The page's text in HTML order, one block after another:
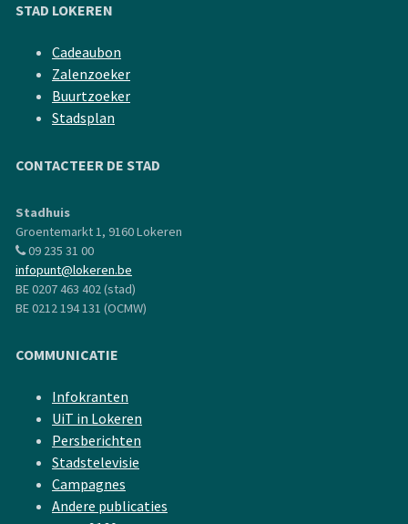
STAD LOKEREN
Cadeaubon
Zalenzoeker
Buurtzoeker
Stadsplan
CONTACTEER DE STAD
Stadhuis
Groentemarkt 1, 9160 Lokeren
09 235 31 00
infopunt@lokeren.be
BE 0207 463 402 (stad)
BE 0212 194 131 (OCMW)
COMMUNICATIE
Infokranten
UiT in Lokeren
Persberichten
Stadstelevisie
Campagnes
Andere publicaties